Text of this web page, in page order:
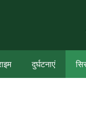
दुर्घटनाएं